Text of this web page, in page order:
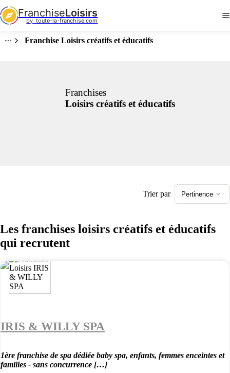
FranchiseLoisirs
by  toute-la-franchise.com
Franchise Loisirs créatifs et éducatifs
Franchises
Loisirs créatifs et éducatifs
Trier par Pertinence
Les franchises loisirs créatifs et éducatifs
qui recrutent
IRIS & WILLY SPA
1ère franchise de spa dédiée baby spa, enfants, femmes enceintes et
familles - sans concurrence […]